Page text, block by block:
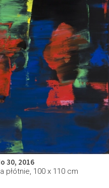
30, 2016
płótnie, 100 x 110 cm